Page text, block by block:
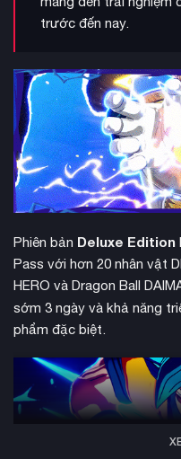
trước đến nay.
Phiên bản Deluxe Edition
Pass với hơn 20 nhân vật
HERO và Dragon Ball
sớm 3 ngày và khả năng
phẩm đặc biệt.